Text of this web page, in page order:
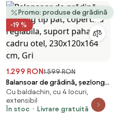
Promo: produse de grădină
-19 %
1.299 RON1.599 RON
Balansoar de grădină, șezlong
tip pat, copertina reglabila,
suport pahare, cadru otel,
230x120x164 cm, Gri
Cu baldachin, cu 4 locuri,
extensibil
În stoc
Livrare gratuită